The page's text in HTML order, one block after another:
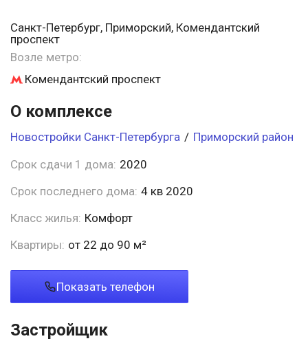
Санкт-Петербург, Приморский, Комендантский
проспект
Возле метро:
Комендантский проспект
О комплексе
Новостройки Санкт-Петербурга / Приморский район
Срок сдачи 1 дома: 2020
Срок последнего дома: 4 кв 2020
Класс жилья: Комфорт
Квартиры: от 22 до 90 м²
Показать телефон
Застройщик